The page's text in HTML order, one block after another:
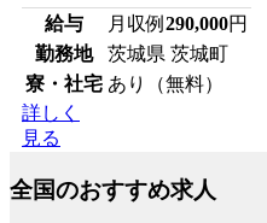
給与
月収例 290,000円
勤務地
茨城県 茨城町
寮・社宅 あり（無料）
詳しく
見る
全国のおすすめ求人